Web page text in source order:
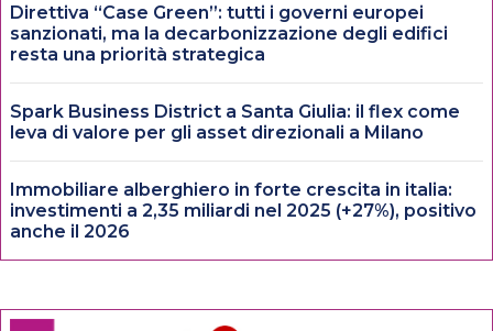
Direttiva “Case Green”: tutti i governi europei
sanzionati, ma la decarbonizzazione degli edifici
resta una priorità strategica
Spark Business District a Santa Giulia: il flex come
leva di valore per gli asset direzionali a Milano
Immobiliare alberghiero in forte crescita in italia:
investimenti a 2,35 miliardi nel 2025 (+27%), positivo
anche il 2026